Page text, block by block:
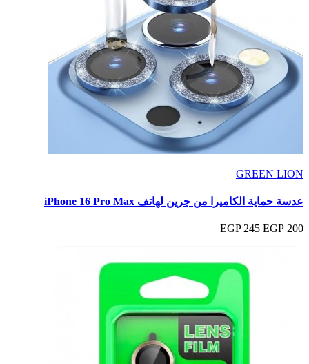
GREEN LION
عدسة حماية الكاميرا من جرين لهاتف iPhone 16 Pro Max
200 EGP
245 EGP